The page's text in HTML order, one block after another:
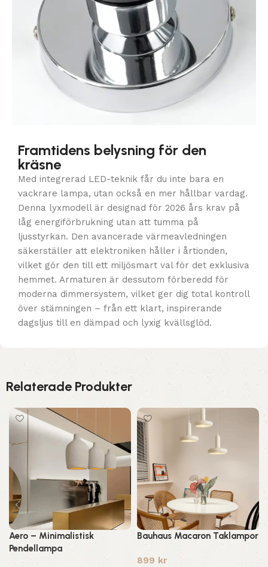
Framtidens belysning för den
kräsne
Med integrerad LED-teknik får du inte bara en
vackrare lampa, utan också en mer hållbar vardag.
Denna lyxmodell är designad för 2026 års krav på
låg energiförbrukning utan att tumma på
ljusstyrkan. Den avancerade värmeavledningen
säkerställer att elektroniken håller i årtionden,
vilket gör den till ett miljösmart val för det exklusiva
hemmet. Armaturen är dessutom förberedd för
moderna dimmersystem, vilket ger dig total kontroll
över stämningen – från ett klart, inspirerande
dagsljus till en dämpad och lyxig kvällsglöd.
Relaterade Produkter
Aero – Minimalistisk
Pendellampa
Bauhaus Macaron Taklampor
899 kr